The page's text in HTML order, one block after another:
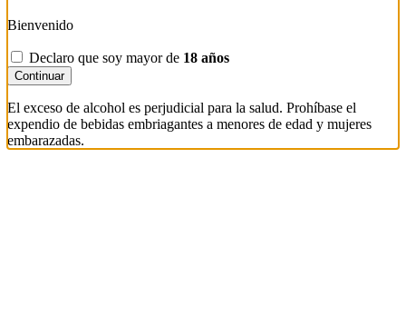
Bienvenido
Declaro que soy mayor de 18 años
Continuar
El exceso de alcohol es perjudicial para la salud. Prohíbase el
expendio de bebidas embriagantes a menores de edad y mujeres
embarazadas.